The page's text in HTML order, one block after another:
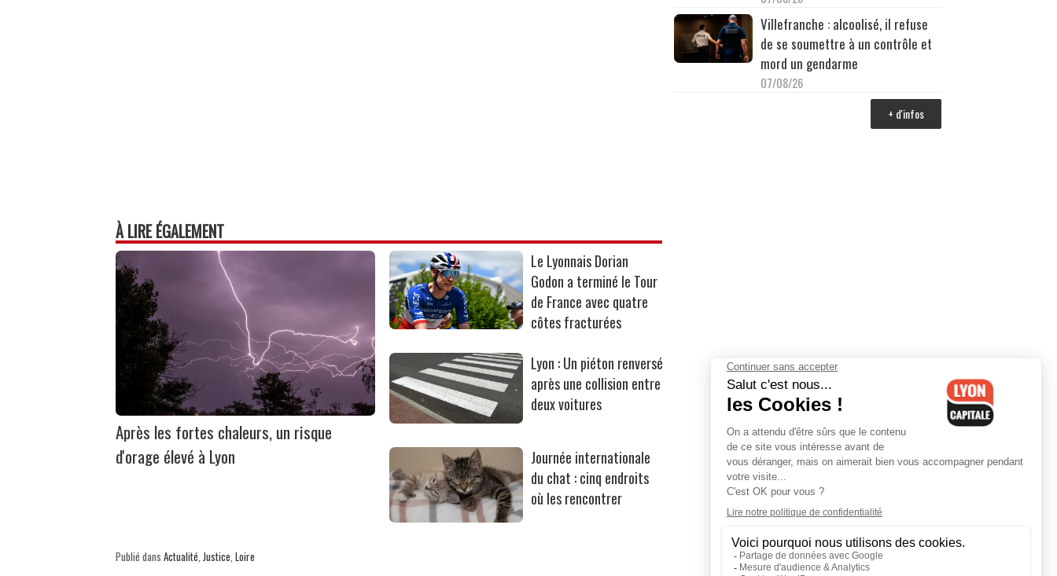
À LIRE ÉGALEMENT
Après les fortes chaleurs, un risque
d'orage élevé à Lyon
Le Lyonnais Dorian
Godon a terminé le Tour
de France avec quatre
côtes fracturées
Lyon : Un piéton renversé
après une collision entre
deux voitures
Journée internationale
du chat : cinq endroits
où les rencontrer
Publié dans Actualité, Justice, Loire
Villefranche : alcoolisé, il refuse
de se soumettre à un contrôle et
mord un gendarme
07/08/26
+ d'infos